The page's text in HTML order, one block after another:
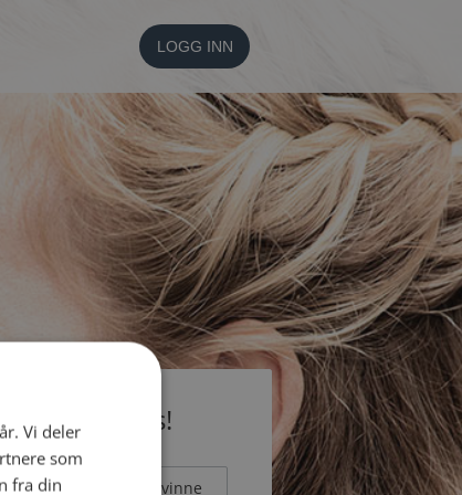
LOGG INN
gratis!
Mann Kvinne
Vi deler
som
fra din